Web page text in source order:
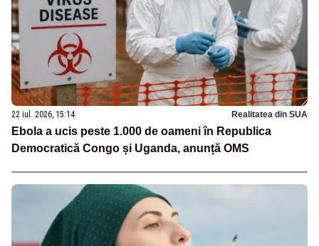
22 iul. 2026, 15:14 Realitatea din SUA
Ebola a ucis peste 1.000 de oameni în Republica
Democratică Congo și Uganda, anunță OMS